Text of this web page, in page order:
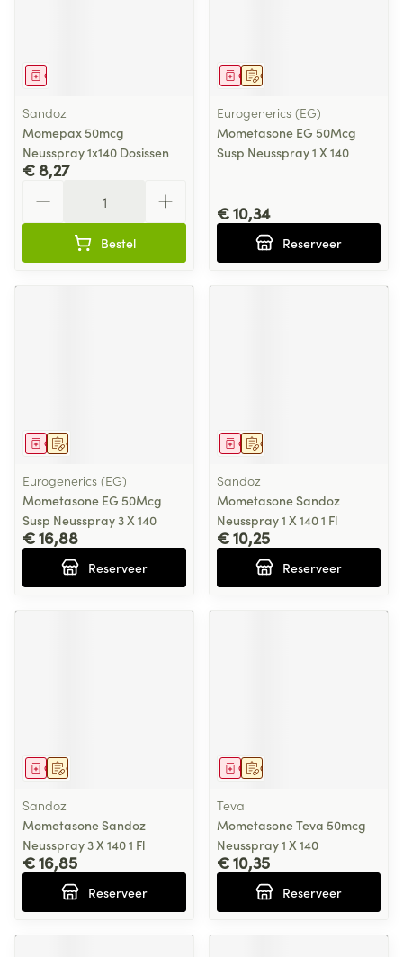
Geneesmiddel
Sandoz
Momepax 50mcg
Neusspray 1x140 Dosissen
€ 8,27
Bestel
Op voorschrift
Geneesmiddel
Eurogenerics (EG)
Mometasone EG 50Mcg
Susp Neusspray 1 X 140
€ 10,34
Reserveer
Op voorschrift
Geneesmiddel
Eurogenerics (EG)
Mometasone EG 50Mcg
Susp Neusspray 3 X 140
€ 16,88
Reserveer
Op voorschrift
Geneesmiddel
Sandoz
Mometasone Sandoz
Neusspray 1 X 140 1 Fl
€ 10,25
Reserveer
Op voorschrift
Geneesmiddel
Sandoz
Mometasone Sandoz
Neusspray 3 X 140 1 Fl
€ 16,85
Reserveer
Op voorschrift
Geneesmiddel
Teva
Mometasone Teva 50mcg
Neusspray 1 X 140
€ 10,35
Reserveer